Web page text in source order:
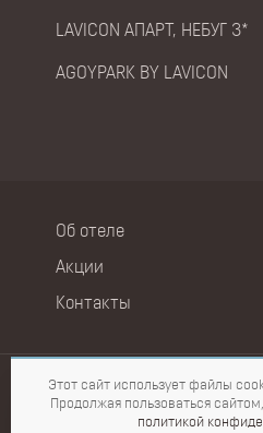
LAVICON АПАРТ, НЕБУГ 3*
AGOYPARK BY LAVICON
Об отеле
Акции
Контакты
«Lavicon Hotel Collection» ©
Этот сайт использует файлы
Продолжая пользоваться
политикой